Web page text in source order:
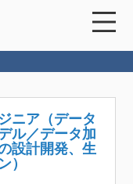
ニア（データ
ル／データ加
設計開発、生
）